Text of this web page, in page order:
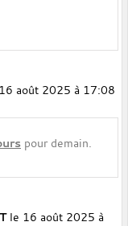
août 2025 à 17:08
pour demain.
le 16 août 2025 à